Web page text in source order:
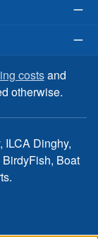
costsand
otherwise.
ILCA Dinghy,
Boat